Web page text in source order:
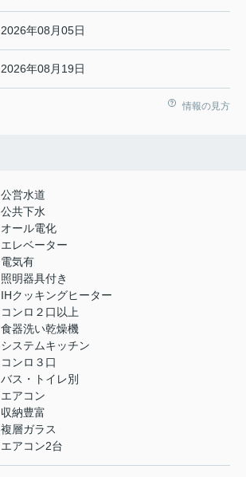
2026年08月05日
2026年08月19日
情報の見方
公営水道
公共下水
オール電化
エレベーター
電気有
照明器具付き
IHクッキングヒーター
コンロ２口以上
食器洗い乾燥機
システムキッチン
コンロ３口
バス・トイレ別
エアコン
収納豊富
複層ガラス
エアコン2台